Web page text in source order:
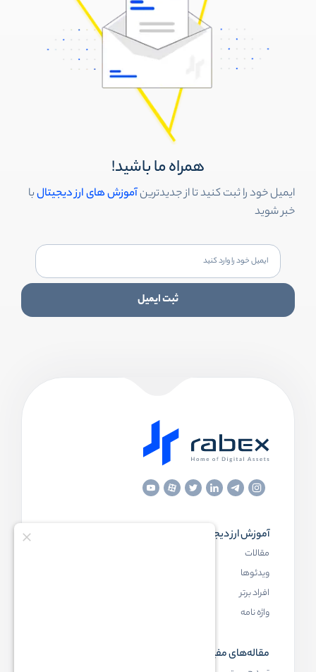
همراه ما باشید!
ایمیل خود را ثبت کنید تا از جدیدترینآموزش های ارز دیجیتالبا
خبر شوید
ثبت ایمیل
آموزش ارز دیجیتال
مقالات
ویدئوها
افراد برتر
واژه نامه
مقاله‌های مفید